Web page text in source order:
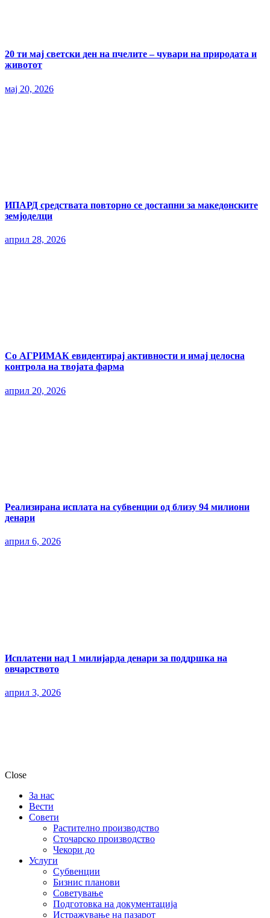
20 ти мај светски ден на пчелите – чувари на природата и
животот
мај 20, 2026
ИПАРД средствата повторно се достапни за македонските
земјоделци
април 28, 2026
Со АГРИМАК евидентирај активности и имај целосна
контрола на твојата фарма
април 20, 2026
Реализирана исплата на субвенции од близу 94 милиони
денари
април 6, 2026
Исплатени над 1 милијарда денари за поддршка на
овчарството
април 3, 2026
Close
За нас
Вести
Совети
Растително производство
Сточарско производство
Чекори до
Услуги
Субвенции
Бизнис планови
Советување
Подготовка на документација
Истражување на пазарот